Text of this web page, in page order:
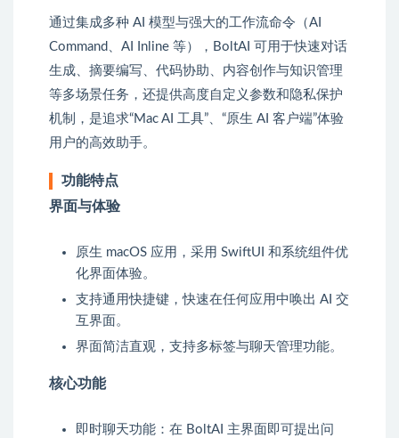
通过集成多种 AI 模型与强大的工作流命令（AI
Command、AI Inline 等），BoltAI 可用于快速对话
生成、摘要编写、代码协助、内容创作与知识管理
等多场景任务，还提供高度自定义参数和隐私保护
机制，是追求“Mac AI 工具”、“原生 AI 客户端”体验
用户的高效助手。
功能特点
界面与体验
原生 macOS 应用，采用 SwiftUI 和系统组件优
化界面体验。
支持通用快捷键，快速在任何应用中唤出 AI 交
互界面。
界面简洁直观，支持多标签与聊天管理功能。
核心功能
即时聊天功能：在 BoltAI 主界面即可提出问